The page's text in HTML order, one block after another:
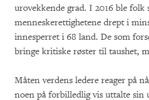
urovekkende grad. I 2016 ble
menneskerettighetene drept i
innesperret i 68 land. De som
bringe kritiske røster til taushet,
Måten verdens ledere reager på
noen på forbilledlig vis uttalte sin